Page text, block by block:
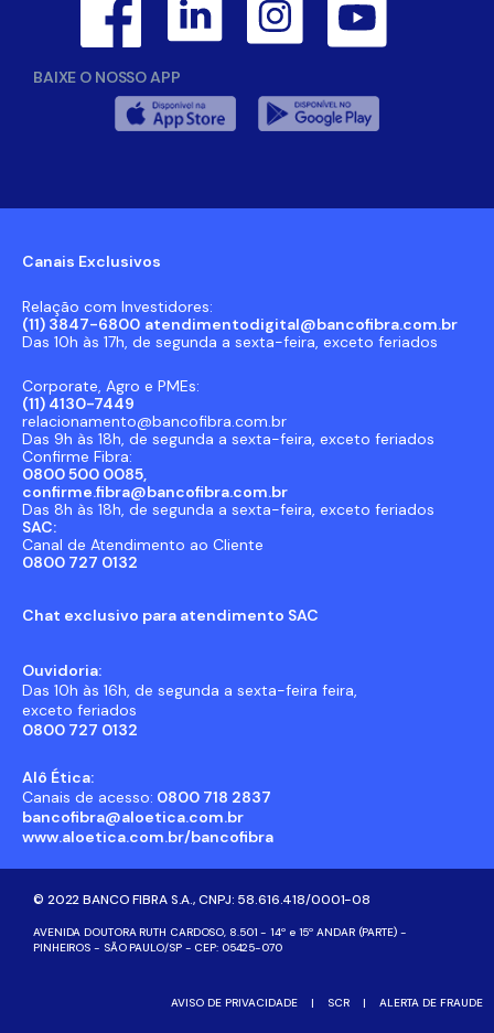
BAIXE O NOSSO APP
Canais Exclusivos
Relação com Investidores:
(11) 3847-6800 atendimentodigital@bancofibra.com.br
Das 10h às 17h, de segunda a sexta-feira, exceto feriados
Corporate, Agro e PMEs:
(11) 4130-7449
relacionamento@bancofibra.com.br
Das 9h às 18h, de segunda a sexta-feira, exceto feriados
Confirme Fibra:
0800 500 0085,
confirme.fibra@bancofibra.com.br
Das 8h às 18h, de segunda a sexta-feira, exceto feriados
SAC:
Canal de Atendimento ao Cliente
0800 727 0132
Chat exclusivo para atendimento SAC
Ouvidoria:
Das 10h às 16h, de segunda a sexta-feira feira,
exceto feriados
0800 727 0132
Alô Ética:
Canais de acesso: 0800 718 2837
bancofibra@aloetica.com.br
www.aloetica.com.br/bancofibra
© 2022 BANCO FIBRA S.A., CNPJ: 58.616.418/0001-08
AVENIDA DOUTORA RUTH CARDOSO, 8.501 - 14º e 15º ANDAR (PARTE) -
PINHEIROS - SÃO PAULO/SP - CEP: 05425-070
AVISO DE PRIVACIDADE | SCR | ALERTA DE FRAUDE